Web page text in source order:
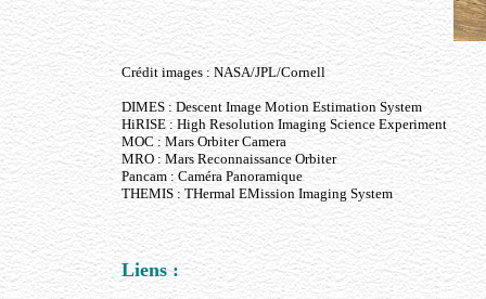
Crédit images : NASA/JPL/Cornell
DIMES : Descent Image Motion Estimation System
HiRISE : High Resolution Imaging Science Experiment
MOC : Mars Orbiter Camera
MRO : Mars Reconnaissance Orbiter
Pancam : Caméra Panoramique
THEMIS : THermal EMission Imaging System
Liens :